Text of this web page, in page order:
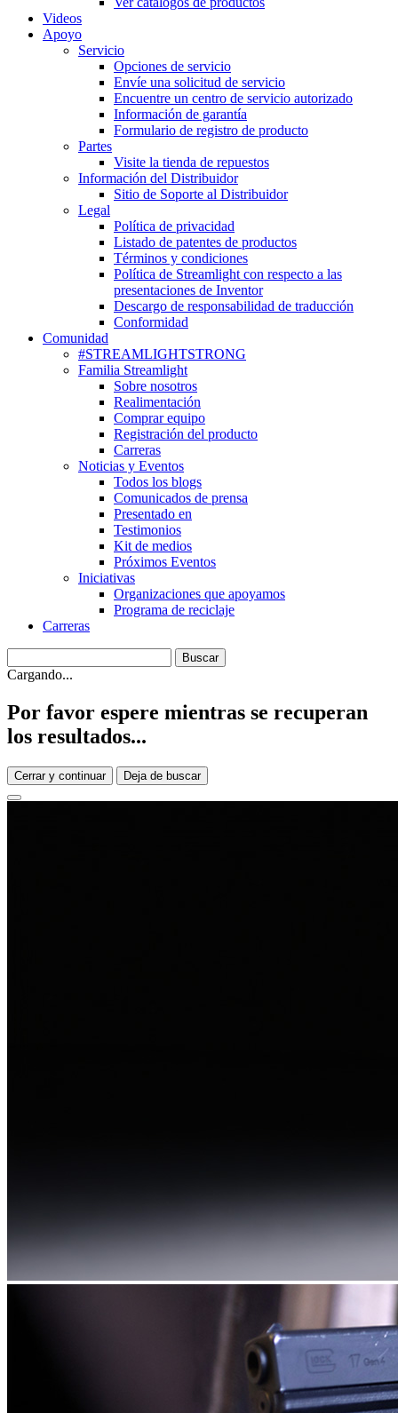
Videos
Apoyo
Servicio
Opciones de servicio
Envíe una solicitud de servicio
Encuentre un centro de servicio autorizado
Información de garantía
Formulario de registro de producto
Partes
Visite la tienda de repuestos
Información del Distribuidor
Sitio de Soporte al Distribuidor
Legal
Política de privacidad
Listado de patentes de productos
Términos y condiciones
Política de Streamlight con respecto a las
presentaciones de Inventor
Descargo de responsabilidad de traducción
Conformidad
Comunidad
#STREAMLIGHTSTRONG
Familia Streamlight
Sobre nosotros
Realimentación
Comprar equipo
Registración del producto
Carreras
Noticias y Eventos
Todos los blogs
Comunicados de prensa
Presentado en
Testimonios
Kit de medios
Próximos Eventos
Iniciativas
Organizaciones que apoyamos
Programa de reciclaje
Carreras
Cargando...
Por favor espere mientras se recuperan
los resultados...
Cerrar y continuar Deja de buscar